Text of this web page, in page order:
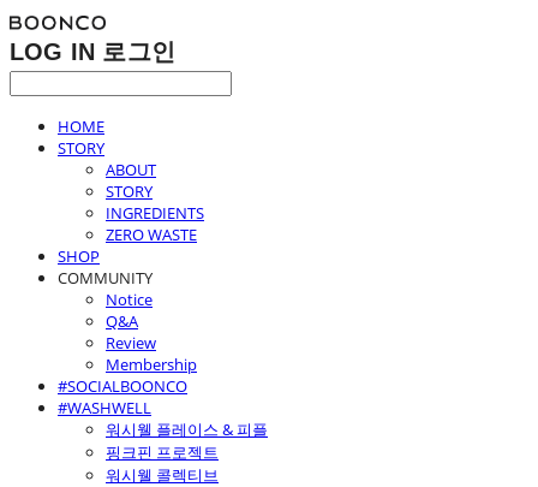
LOG IN 로그인
HOME
STORY
ABOUT
STORY
INGREDIENTS
ZERO WASTE
SHOP
COMMUNITY
Notice
Q&A
Review
Membership
#SOCIALBOONCO
#WASHWELL
워시웰 플레이스 & 피플
핑크핀 프로젝트
워시웰 콜렉티브